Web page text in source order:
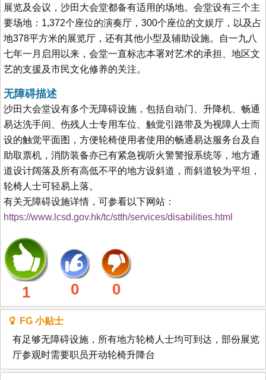
展览及会议，沙田大会堂都备有适用的场地。会堂设有三个主
要场地：1,372个座位的演奏厅，300个座位的文娱厅，以及占
地378平方米的展览厅，还有其他小型及辅助设施。自一九八
七年一月启用以来，会堂一直标志本署对艺术的承担、地区文
艺的支援及市民文化修养的关注。
无障碍描述
沙田大会堂设有多个无障碍设施，包括自动门、升降机、畅通
易达洗手间、伤残人士专用车位、触觉引路带及为视障人士而
设的触觉平面图，方便轮椅使用者使用的畅通易达服务台及自
助取票机，消防装备亦已有紧急视听火警警报系统等，地方通
道设计阔落及所有高低不平的地方设斜道，而斜道较为平坦，
轮椅人士可轻易上落。
有关无障碍设施详情，可参看以下网站：
https://www.lcsd.gov.hk/tc/stth/services/disabilities.html
1 0 0
FG 小贴士
有足够无障碍设施，所有地方轮椅人士均可到达，部份展览
厅参观时需要职员开动轮椅升降台